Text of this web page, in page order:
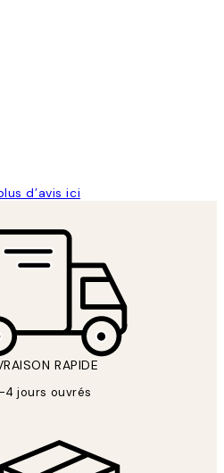
d’avis ici
RAPIDE
4 jours ouvrés